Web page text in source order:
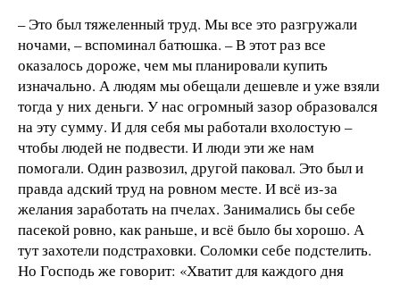
– Это был тяжеленный труд. Мы все это разгружали
ночами, – вспоминал батюшка. – В этот раз все
оказалось дороже, чем мы планировали купить
изначально. А людям мы обещали дешевле и уже взяли
тогда у них деньги. У нас огромный зазор образовался
на эту сумму. И для себя мы работали вхолостую –
чтобы людей не подвести. И люди эти же нам
помогали. Один развозил, другой паковал. Это был и
правда адский труд на ровном месте. И всё из-за
желания заработать на пчелах. Занимались бы себе
пасекой ровно, как раньше, и всё было бы хорошо. А
тут захотели подстраховки. Соломки себе подстелить.
Но Господь же говорит: «Хватит для каждого дня